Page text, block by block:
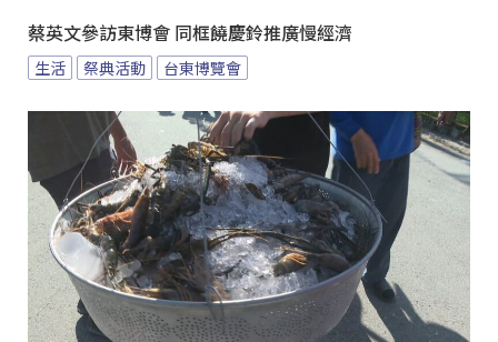
蔡英文參訪東博會 同框饒慶鈴推廣慢經濟
生活 祭典活動 台東博覽會